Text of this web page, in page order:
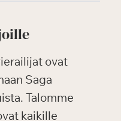
ovat
Saga
Talomme
kaikille